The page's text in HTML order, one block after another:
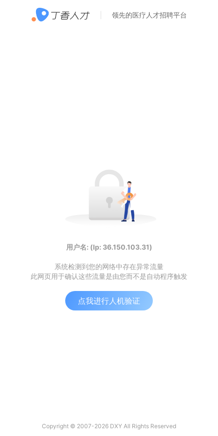
领先的医疗人才招聘平台
用户名: (Ip: 36.150.103.31)
系统检测到您的网络中存在异常流量
此网页用于确认这些流量是由您而不是自动程序触发
点我进行人机验证
Copyright © 2007-2026 DXY All Rights Reserved